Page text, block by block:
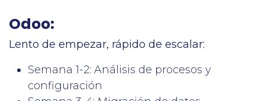
Odoo:
Lento de empezar, rápido de escalar:
Semana 1-2: Análisis de procesos y
configuración